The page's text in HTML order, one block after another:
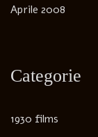
Aprile 2008
Categorie
1930 films